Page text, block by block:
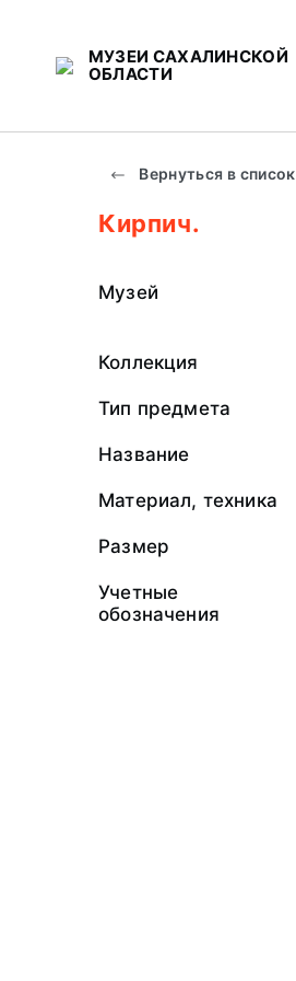
МУЗЕИ САХАЛИНСКОЙ
ОБЛАСТИ
Вернуться в список
Кирпич.
Музей
Коллекция
Тип предмета
Название
Материал, техника
Размер
Учетные
обозначения